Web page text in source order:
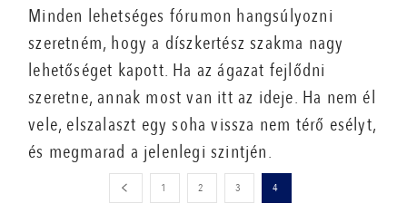
Minden lehetséges fórumon hangsúlyozni
szeretném, hogy a díszkertész szakma nagy
lehetőséget kapott. Ha az ágazat fejlődni
szeretne, annak most van itt az ideje. Ha nem él
vele, elszalaszt egy soha vissza nem térő esélyt,
és megmarad a jelenlegi szintjén.
1 2 3 4